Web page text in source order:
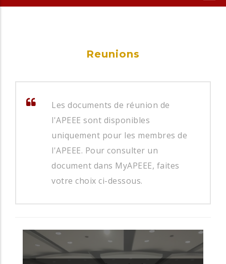
Reunions
Les documents de réunion de
l'APEEE sont disponibles
uniquement pour les membres de
l'APEEE. Pour consulter un
document dans MyAPEEE, faites
votre choix ci-dessous.